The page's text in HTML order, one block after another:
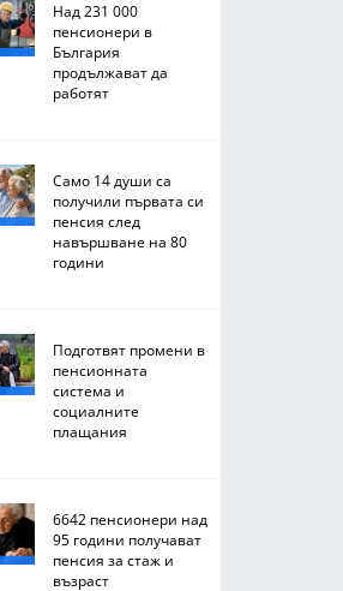
Над 231 000
пенсионери в
България
продължават да
работят
Само 14 души са
получили първата си
пенсия след
навършване на 80
години
Подготвят промени в
пенсионната
система и
социалните
плащания
6642 пенсионери над
95 години получават
пенсия за стаж и
възраст